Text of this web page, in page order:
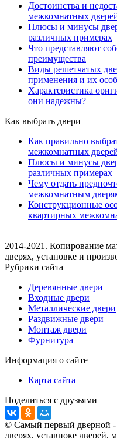
Достоинства и
межкомнатных
Плюсы и минусы
различных примерах
Что представляют
преимущества
Виды решетчатых
применения и их
Характеристика
они надежны?
Как выбрать двери
Как правильно
межкомнатных
Плюсы и минусы
различных примерах
Чему отдать
межкомнатным
Конструкционные
квартирных
2014-2021. Копирование
дверях, установке и
Рубрики сайта
Деревянные двери
Входные двери
Металлические двери
Раздвижные двери
Монтаж двери
Фурнитура
Информация о сайте
Карта сайта
Поделиться с друзьями
© Самый первый дверной
дверях, уставноке дверей,